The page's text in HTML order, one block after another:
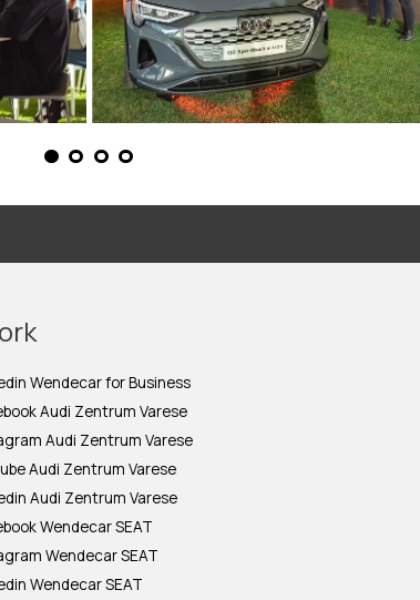
Wendecar for Business
Audi Zentrum Varese
Audi Zentrum Varese
Audi Zentrum Varese
Audi Zentrum Varese
Wendecar SEAT
Wendecar SEAT
Wendecar SEAT